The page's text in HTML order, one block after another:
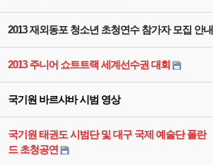
2013 재외동포 청소년 초청연수 참가자 모집 안내
2013 주니어 쇼트트랙 세계선수권 대회
국기원 바르샤바 시범 영상
국기원 태권도 시범단 및 대구 국제 예술단 폴란
드 초청공연